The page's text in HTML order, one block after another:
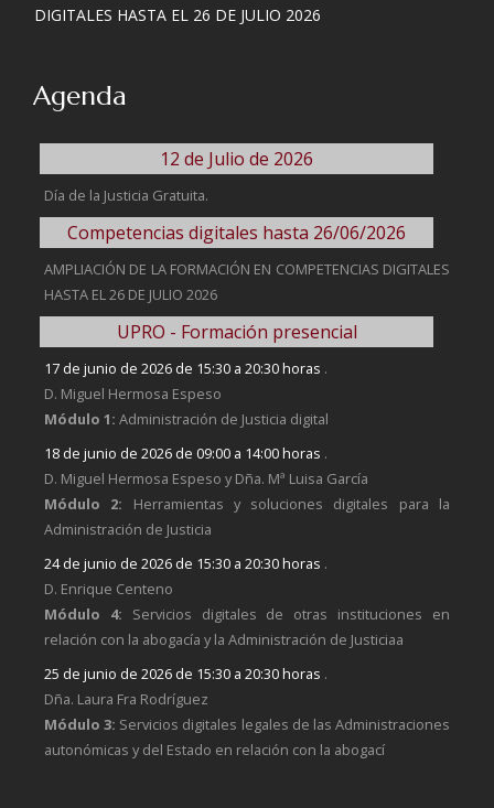
DIGITALES HASTA EL 26 DE JULIO 2026
Agenda
12 de Julio de 2026
Día de la Justicia Gratuita.
Competencias digitales hasta 26/06/2026
AMPLIACIÓN DE LA FORMACIÓN EN COMPETENCIAS DIGITALES
HASTA EL 26 DE JULIO 2026
UPRO - Formación presencial
17 de junio de 2026 de 15:30 a 20:30 horas .
D. Miguel Hermosa Espeso
Módulo 1: Administración de Justicia digital
18 de junio de 2026 de 09:00 a 14:00 horas .
D. Miguel Hermosa Espeso y Dña. Mª Luisa García
Módulo 2: Herramientas y soluciones digitales para la
Administración de Justicia
24 de junio de 2026 de 15:30 a 20:30 horas .
D. Enrique Centeno
Módulo 4: Servicios digitales de otras instituciones en
relación con la abogacía y la Administración de Justiciaa
25 de junio de 2026 de 15:30 a 20:30 horas .
Dña. Laura Fra Rodríguez
Módulo 3: Servicios digitales legales de las Administraciones
autonómicas y del Estado en relación con la abogací